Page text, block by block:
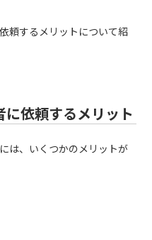
頼するメリットについて紹
依頼するメリット
は、いくつかのメリットが